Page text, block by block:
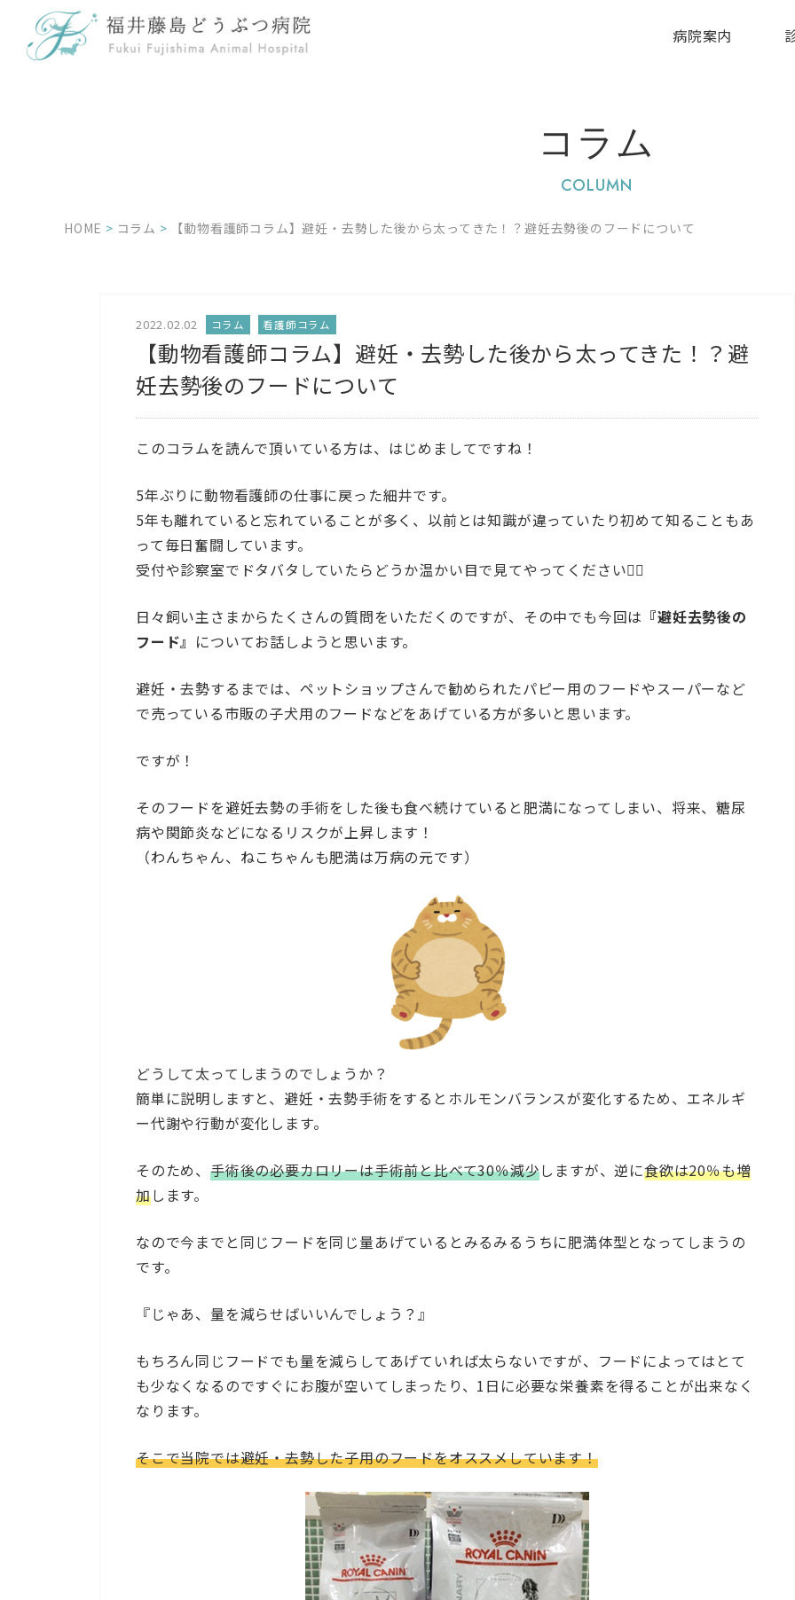
病院案内
コラム
COLUMN
HOME > コラム > 【動物看護師コラム】避妊・去勢した後から太ってきた！？避妊去勢後のフードについて
2022.02.02 コラム 看護師コラム
【動物看護師コラム】避妊・去勢した後から太ってきた！？避
妊去勢後のフードについて
このコラムを読んで頂いている方は、はじめましてですね！
5年ぶりに動物看護師の仕事に戻った細井です。
5年も離れていると忘れていることが多く、以前とは知識が違っていたり初めて知ることもあ
って毎日奮闘しています。
受付や診察室でドタバタしていたらどうか温かい目で見てやってください🙇‍♀️
日々飼い主さまからたくさんの質問をいただくのですが、その中でも今回は 『避妊去勢後の
フード』 についてお話しようと思います。
避妊・去勢するまでは、ペットショップさんで勧められたパピー用のフードやスーパーなど
で売っている市販の子犬用のフードなどをあげている方が多いと思います。
ですが！
そのフードを避妊去勢の手術をした後も食べ続けていると肥満になってしまい、将来、糖尿
病や関節炎などになるリスクが上昇します！
（わんちゃん、ねこちゃんも肥満は万病の元です）
どうして太ってしまうのでしょうか？
簡単に説明しますと、避妊・去勢手術をするとホルモンバランスが変化するため、エネルギ
ー代謝や行動が変化します。
そのため、 手術後の必要カロリーは手術前と比べて30％減少しますが、逆に食欲は20％も増
加します。
なので今までと同じフードを同じ量あげているとみるみるうちに肥満体型となってしまうの
です。
『じゃあ、量を減らせばいいんでしょう？』
もちろん同じフードでも量を減らしてあげていれば太らないですが、フードによってはとて
も少なくなるのですぐにお腹が空いてしまったり、1日に必要な栄養素を得ることが出来なく
なります。
そこで当院では避妊・去勢した子用のフードをオススメしています！